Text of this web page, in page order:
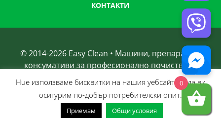
КОНТАКТИ
© 2014-2026 Easy Clean • Машини, препарати и
консумативи за професионално почистване
Нue използвамe бисквитки на нашия уебсайт, за да ви
осигурим по-добър потребителски опит.
Приемам Общи условия
0